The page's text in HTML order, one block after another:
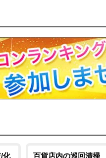
化 百貨店内の巡回清掃